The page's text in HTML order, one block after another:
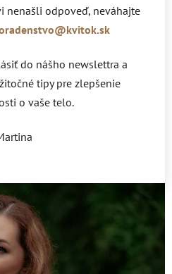
nenašli odpoveď, neváhajte
do nášho newslettra a
tipy pre zlepšenie
o vaše telo.